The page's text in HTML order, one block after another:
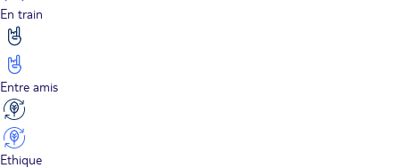
En train
Entre amis
Ethique